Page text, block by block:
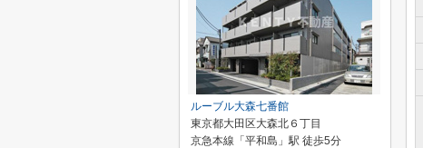
ルーブル大森七番館
東京都大田区大森北６丁目
京急本線「平和島」駅 徒歩5分